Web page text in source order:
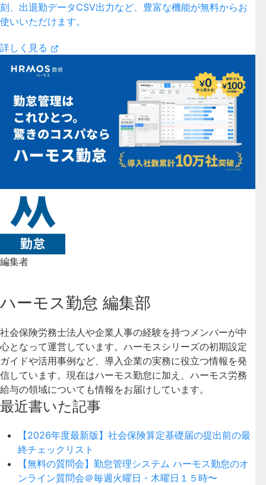
刻、出退勤データCSV出力など、豊富な機能が無料からお
使いいただけます。
詳しく見る
編集者
ハーモス勤怠 編集部
社会保険労務士法人や企業人事の経験を持つメンバーが中
心となって運営しています。ハーモスシリーズの初期設定
ガイドや活用事例など、導入企業の実務に役立つ情報を発
信しています。現在はハーモス勤怠に加え、ハーモス労務
給与の領域についても情報をお届けしています。
最近書いた記事
【2026年度最新版】社会保険算定基礎届の提出前の最
終チェックリスト
【無料の質問会】勤怠管理システム ハーモス勤怠のオ
ンライン質問会＠毎週火曜日・木曜日１５時〜